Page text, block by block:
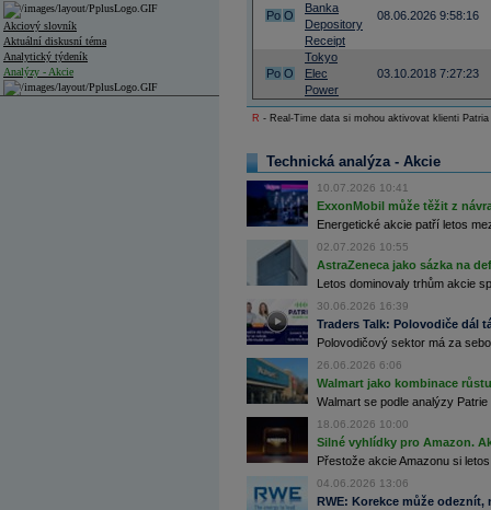
Akciový slovník
Aktuální diskusní téma
Analytický týdeník
Analýzy - Akcie
Po O
Banka
Depository
Receipt
08.06.2026 9:58:16
Po O
Tokyo
Elec
Power
03.10.2018 7:27:23
R - Real-Time data si mohou aktivovat klienti
Technická analýza - Akcie
10.07.2026 10:41
ExxonMobil může těžit z
Energetické akcie patří letos
02.07.2026 10:55
AstraZeneca jako sázka na
Letos dominovaly trhům akcie
30.06.2026 16:39
Traders Talk: Polovodiče dál
Polovodičový sektor má za
26.06.2026 6:06
Walmart jako kombinace
Walmart se podle analýzy
18.06.2026 10:00
Silné vyhlídky pro Amazon.
Přestože akcie Amazonu si
04.06.2026 13:06
RWE: Korekce může